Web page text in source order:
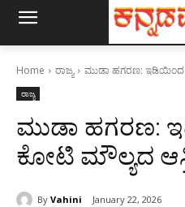
Home ರಾಜ್ಯ ಮುಡಾ ಹಗರಣ: ಇಡಿಯಿಂದ
ರಾಜ್ಯ
ಮುಡಾ ಹಗರಣ:
ಕೋಟಿ‌ ಮೌಲ್ಯದ
By Vahini January 22, 2026